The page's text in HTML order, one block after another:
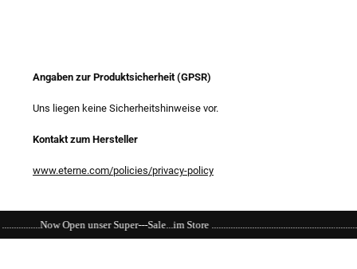
Angaben zur Produktsicherheit (GPSR)
Uns liegen keine Sicherheitshinweise vor.
Kontakt zum Hersteller
www.eterne.com/policies/privacy-policy
Super---Sale...im Store